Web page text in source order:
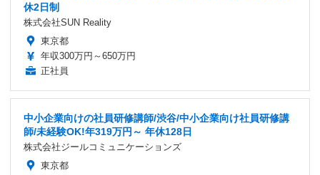
休2日制
株式会社SUN Reality
東京都
年収300万円～650万円
正社員
中小企業向けの社員研修講師/渋谷/中小企業向け社員研修講
師/未経験OK!年319万円～ 年休128日
株式会社ジールコミュニケーションズ
東京都